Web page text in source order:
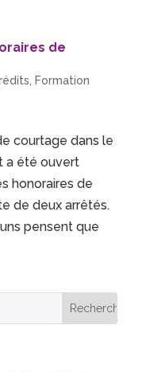
de
Formation
courtage dans le
a été ouvert
honoraires de
de deux arrêtés.
pensent que